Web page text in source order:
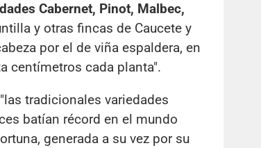
Cabernet, Pinot, Malbec,
y otras fincas de Caucete y
por el de viña espaldera, en
centímetros cada planta".
tradicionales variedades
batían récord en el mundo
generada a su vez por su